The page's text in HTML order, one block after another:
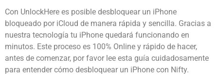
Con UnlockHere es posible desbloquear un iPhone
bloqueado por iCloud de manera rápida y sencilla. Gracias a
nuestra tecnología tu iPhone quedará funcionando en
minutos. Este proceso es 100% Online y rápido de hacer,
antes de comenzar, por favor lee esta guía cuidadosamente
para entender cómo desbloquear un iPhone con Nifty.